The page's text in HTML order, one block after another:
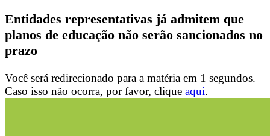
Entidades representativas já admitem que
planos de educação não serão sancionados no
prazo
Você será redirecionado para a matéria em 1 segundos.
Caso isso não ocorra, por favor, clique aqui.